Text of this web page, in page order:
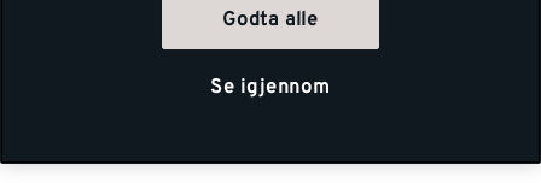
Godta alle
Se igjennom